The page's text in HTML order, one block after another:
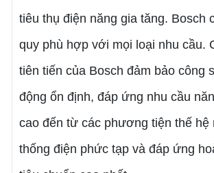
tiêu thụ điện năng gia tăng. Bosch
quy phù hợp với mọi loại nhu cầu.
tiên tiến của Bosch đảm bảo công
động ổn định, đáp ứng nhu cầu
cao đến từ các phương tiện thế hệ
thống điện phức tạp và đáp ứng